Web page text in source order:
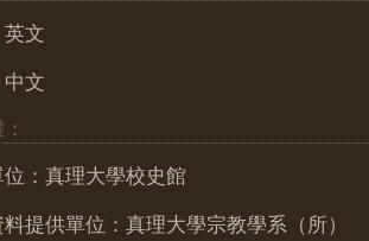
文
文
：真理大學校史館
提供單位：真理大學宗教學系（所）